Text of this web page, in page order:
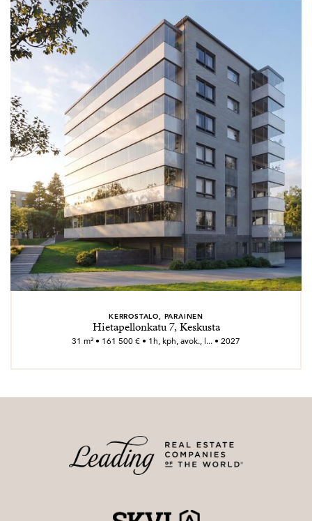
KERROSTALO, PARAINEN
Hietapellonkatu 7, Keskusta
31 m² • 161 500 € • 1h, kph, avok., l... • 2027